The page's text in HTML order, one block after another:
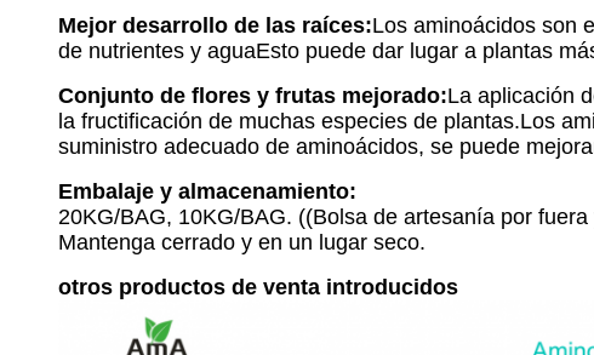
Mejor desarrollo de las raíces:Los aminoácidos son
de nutrientes y aguaEsto puede dar lugar a plantas
Conjunto de flores y frutas mejorado:La aplicación
la fructificación de muchas especies de plantas.Los
suministro adecuado de aminoácidos, se puede
Embalaje y almacenamiento:
20KG/BAG, 10KG/BAG. ((Bolsa de artesanía por
Mantenga cerrado y en un lugar seco.
otros productos de venta introducidos